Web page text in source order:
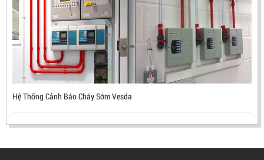
ĐẦU BÁO LỬA CHỐNG NỔ UV/IR- UX300 –
MEKASENTRON KOREA
LIÊN HỆ
Mã sản phẩm: UX300
Hệ Thống Cảnh Báo Cháy Sớm Vesda